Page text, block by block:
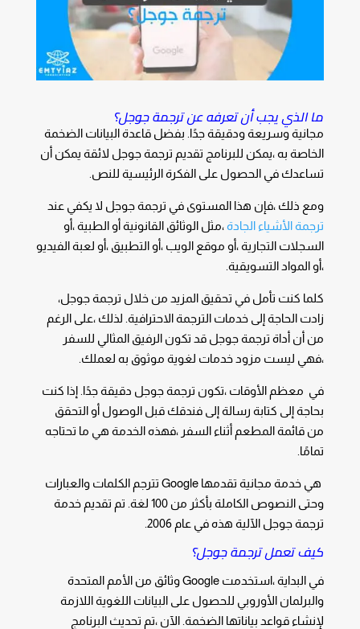
ما الذي يجب أن تعرفه عن ترجمة جوجل؟
مجانية وسريعة ودقيقة جدًا. بفضل قاعدة البيانات الضخمة
الخاصة به ،يمكن للبرنامج تقديم ترجمة جوجل لائقة يمكن أن
تساعدك في الحصول على الفكرة الرئيسية للنص.
ومع ذلك ،فإن هذا المستوى في ترجمة جوجل لا يكفي عند
ترجمة الأشياء الجادة،مثل الوثائق القانونيةأوالطبية،أو
السجلات التجارية،أو موقع الويب ،أو التطبيق ،أو لعبة الفيديو
،أو المواد التسويقية.
كلما كنت تأمل في تحقيق المزيد من خلال ترجمة جوجل،
زادت الحاجة إلى خدمات الترجمة الاحترافية. لذلك ،على الرغم
من أن أداة ترجمة جوجل قد تكون الرفيق المثالي للسفر
،فهي ليست مزود خدمات لغوية موثوق به لعملك.
في معظم الأوقات ،تكون ترجمةجوجل دقيقة جدًا. إذا كنت
بحاجة إلى كتابة رسالة إلى فندقك قبل الوصول أو التحقق
من قائمة المطعم أثناء السفر ،فهذه الخدمة هي ما تحتاجه
تمامًا.
هي خدمة مجانية تقدمها Google تترجم الكلمات والعبارات
وحتى النصوص الكاملة بأكثر من 100 لغة. تم تقديم خدمة
ترجمة جوجل الآلية هذه في عام 2006.
كيف تعمل ترجمة جوجل؟
في البداية ،استخدمت Google وثائق من الأمم المتحدة
والبرلمان الأوروبي للحصول على البيانات اللغوية اللازمة
لإنشاء قواعد بياناتها الضخمة. الآن ،تم تحديث البرنامج